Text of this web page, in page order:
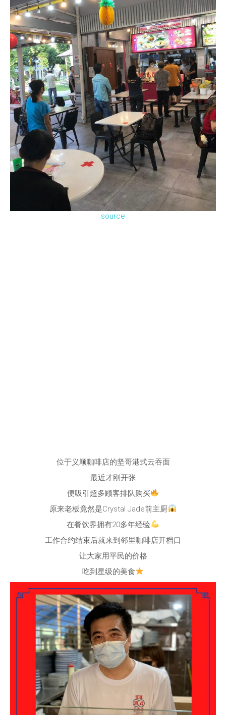
source
位于义顺咖啡店的坚哥港式云吞面
最近才刚开张
便吸引超多顾客排队购买
原来老板竟然是Crystal Jade前主厨
在餐饮界拥有20多年经验
工作合约结束后就来到邻里咖啡店开档口
让大家用平民的价格
吃到星级的美食